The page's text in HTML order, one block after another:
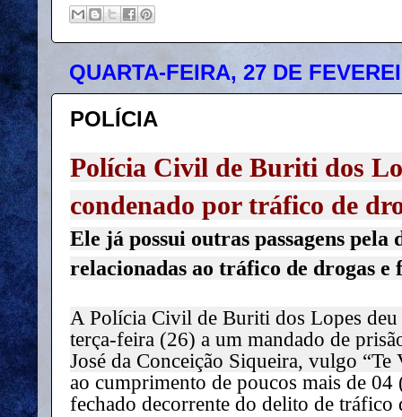
QUARTA-FEIRA, 27 DE
POLÍCIA
Polícia Civil de Buriti dos
condenado por tráfico de
Ele já possui outras passagens pela
relacionadas ao tráfico de drogas e
A Polícia Civil de Buriti dos Lopes
terça-feira (26) a um mandado de
José da Conceição Siqueira, vulgo “Te
ao cumprimento de poucos mais de
fechado decorrente do delito de tráfico